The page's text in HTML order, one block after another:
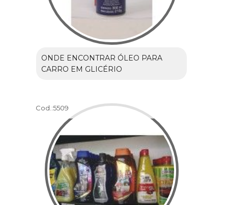
ONDE ENCONTRAR ÓLEO PARA
CARRO EM GLICÉRIO
Cod.:5509